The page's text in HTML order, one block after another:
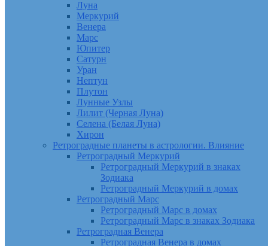
Луна
Меркурий
Венера
Марс
Юпитер
Сатурн
Уран
Нептун
Плутон
Лунные Узлы
Лилит (Черная Луна)
Селена (Белая Луна)
Хирон
Ретроградные планеты в астрологии. Влияние
Ретроградный Меркурий
Ретроградный Меркурий в знаках
Зодиака
Ретроградный Меркурий в домах
Ретроградный Марс
Ретроградный Марс в домах
Ретроградный Марс в знаках Зодиака
Ретроградная Венера
Ретроградная Венера в домах